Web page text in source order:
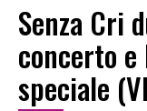
Senza Cri
concerto
speciale